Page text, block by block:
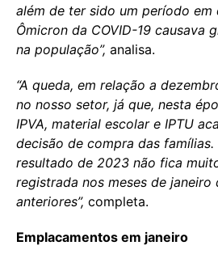
além de ter sido um período em
Ômicron da COVID-19 causava
na população”, analisa.
“A queda, em relação a
no nosso setor, já que, nesta
IPVA, material escolar e IPTU
decisão de compra das famílias.
resultado de 2023 não fica
registrada nos meses de janeiro
anteriores”, completa.
Emplacamentos em janeiro